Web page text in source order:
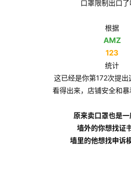
口罩限制出口了
根据
AMZ
123
统计
这已经是你第172次提出
看得出来，店铺安全和
原来卖口罩也是
墙外的你想找证
墙里的他想找申诉